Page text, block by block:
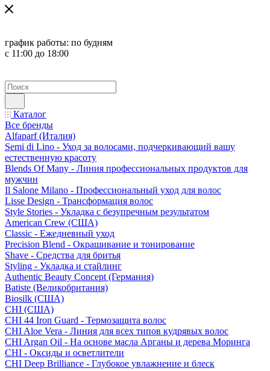
график работы: по будням
с 11:00 до 18:00
Каталог
Все бренды
Alfaparf (Италия)
Semi di Lino - Уход за волосами, подчеркивающий вашу
естественную красоту
Blends Of Many - Линия профессиональных продуктов для
мужчин
Il Salone Milano - Профессиональный уход для волос
Lisse Design - Трансформация волос
Style Stories - Укладка с безупречным результатом
American Crew (США)
Classic - Ежедневный уход
Precision Blend - Окрашивание и тонирование
Shave - Средства для бритья
Styling - Укладка и стайлинг
Authentic Beauty Concept (Германия)
Batiste (Великобритания)
Biosilk (США)
CHI (США)
CHI 44 Iron Guard - Термозащита волос
CHI Aloe Vera - Линия для всех типов кудрявых волос
CHI Argan Oil - На основе масла Арганы и дерева Моринга
CHI - Оксиды и осветлители
CHI Deep Brilliance - Глубокое увлажнение и блеск